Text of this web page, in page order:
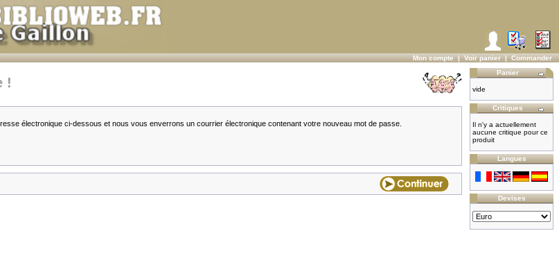
Mon compte|Voir panier|Commander
!
électronique ci-dessous et nous vous enverrons un courrier électronique contenant votre nouveau mot de passe.
Panier
vide
Critiques
Il n'y a actuellement
aucune critique pour ce
produit
Langues
Devises